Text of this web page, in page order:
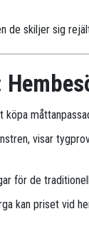
de skiljer sig
visar
för de
kan priset vid